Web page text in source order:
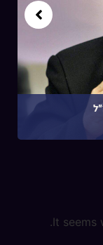
It seems